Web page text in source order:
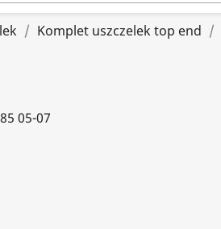
Komplet uszczelek top end
05-07